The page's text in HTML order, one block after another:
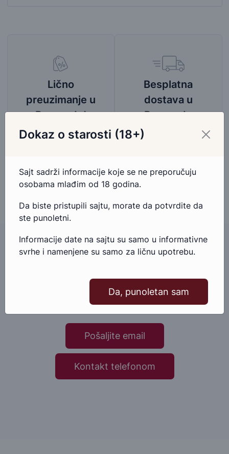
Lično
preuzimanje u
Beogradu!
Tri adrese za
preuzimanje, 100%
novca.
Besplatna
dostava u
Beogradu
Bez obzira na iznos
dostave
Ako imate bilo kakva pitanja ili nedoumice u vezi ovog
proizvoda, slobodno nam se obratite.
Pošaljite email
Kontakt telefonom
Dokaz o starosti (18+)
Sajt sadrži informacije koje se ne preporučuju
osobama mlađim od 18 godina.
Da biste pristupili sajtu, morate da potvrdite da
ste punoletni.
Informacije date na sajtu su samo u informativne
svrhe i namenjene su samo za ličnu upotrebu.
Da, punoletan sam